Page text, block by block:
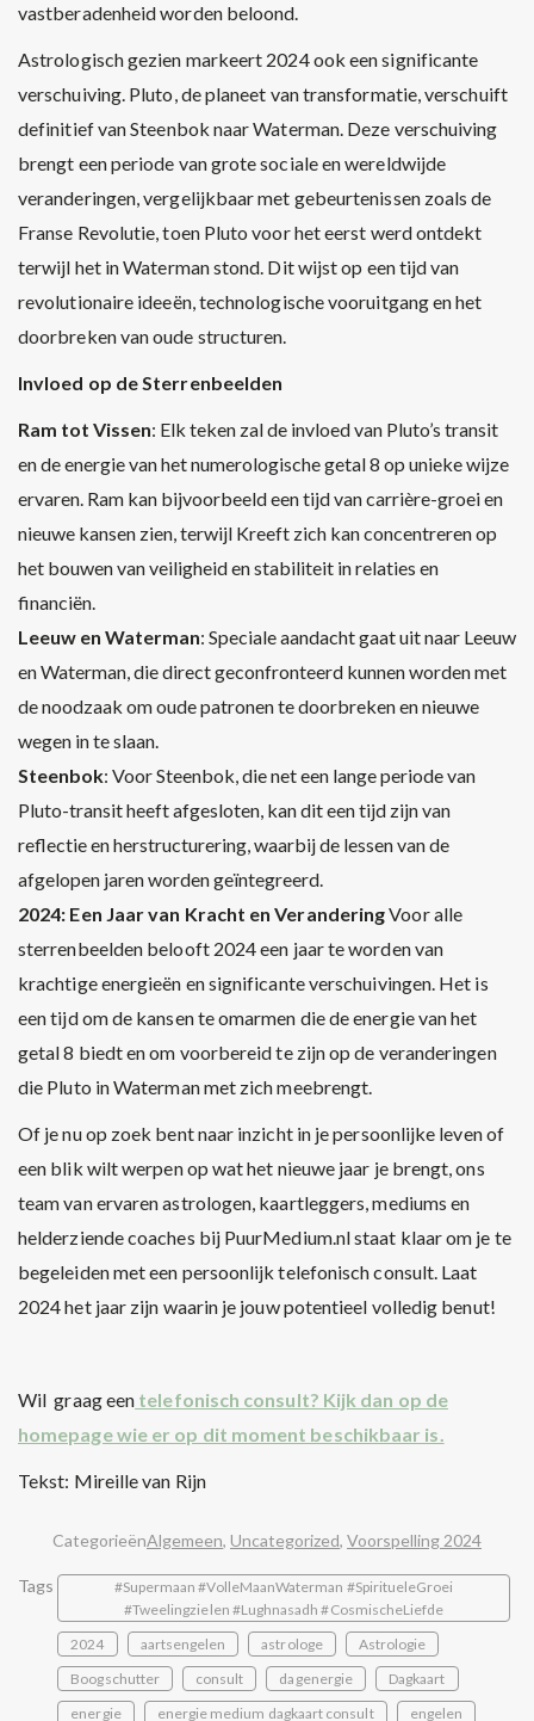
vastberadenheid worden beloond.
Astrologisch gezien markeert 2024 ook een significante
verschuiving. Pluto, de planeet van transformatie, verschuift
definitief van Steenbok naar Waterman. Deze verschuiving
brengt een periode van grote sociale en wereldwijde
veranderingen, vergelijkbaar met gebeurtenissen zoals de
Franse Revolutie, toen Pluto voor het eerst werd ontdekt
terwijl het in Waterman stond. Dit wijst op een tijd van
revolutionaire ideeën, technologische vooruitgang en het
doorbreken van oude structuren.
Invloed op de Sterrenbeelden
Ram tot Vissen: Elk teken zal de invloed van Pluto’s transit
en de energie van het numerologische getal 8 op unieke wijze
ervaren. Ram kan bijvoorbeeld een tijd van carrière-groei en
nieuwe kansen zien, terwijl Kreeft zich kan concentreren op
het bouwen van veiligheid en stabiliteit in relaties en
financiën.
Leeuw en Waterman: Speciale aandacht gaat uit naar Leeuw
en Waterman, die direct geconfronteerd kunnen worden met
de noodzaak om oude patronen te doorbreken en nieuwe
wegen in te slaan.
Steenbok: Voor Steenbok, die net een lange periode van
Pluto-transit heeft afgesloten, kan dit een tijd zijn van
reflectie en herstructurering, waarbij de lessen van de
afgelopen jaren worden geïntegreerd.
2024: Een Jaar van Kracht en VeranderingVoor alle
sterrenbeelden belooft 2024 een jaar te worden van
krachtige energieën en significante verschuivingen. Het is
een tijd om de kansen te omarmen die de energie van het
getal 8 biedt en om voorbereid te zijn op de veranderingen
die Pluto in Waterman met zich meebrengt.
Of je nu op zoek bent naar inzicht in je persoonlijke leven of
een blik wilt werpen op wat het nieuwe jaar je brengt, ons
team van ervaren astrologen, kaartleggers, mediums en
helderziende coaches bij PuurMedium.nl staat klaar om je te
begeleiden met een persoonlijk telefonisch consult. Laat
2024 het jaar zijn waarin je jouw potentieel volledig benut!
Wil graag een telefonisch consult? Kijk dan op de
homepage wie er op dit moment beschikbaar is.
Tekst: Mireille van Rijn
CategorieënAlgemeen, Uncategorized, Voorspelling 2024
Tags
#Supermaan #VolleMaanWaterman #SpiritueleGroei
#Tweelingzielen #Lughnasadh #CosmischeLiefde
2024
aartsengelen astrologe
Astrologie
Boogschutter
consult dagenergie
Dagkaart
energie
energie medium dagkaart consult engelen